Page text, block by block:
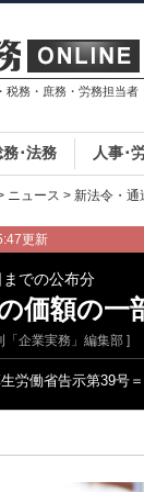
税務・庶務・労務担当者
務･法務 人事･
ニュース > 新法令・通
更新
での公布分
価額の一
「企業実務」編集部 ]
労働省告示第39号